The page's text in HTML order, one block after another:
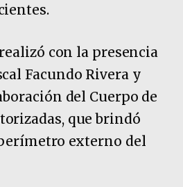
con la presencia
Facundo Rivera y
del Cuerpo de
que brindó
externo del